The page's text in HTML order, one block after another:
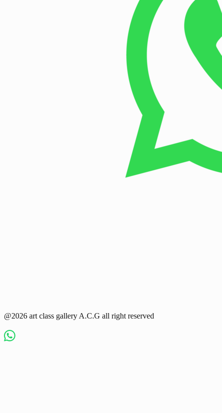
@2026 art class gallery A.C.G all right reserved